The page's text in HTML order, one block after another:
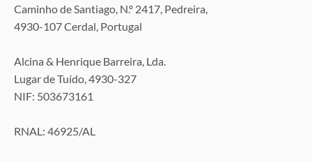
Caminho de Santiago, N.º 2417, Pedreira,
4930-107 Cerdal, Portugal
Alcina & Henrique Barreira, Lda.
Lugar de Tuído, 4930-327
NIF: 503673161
RNAL: 46925/AL